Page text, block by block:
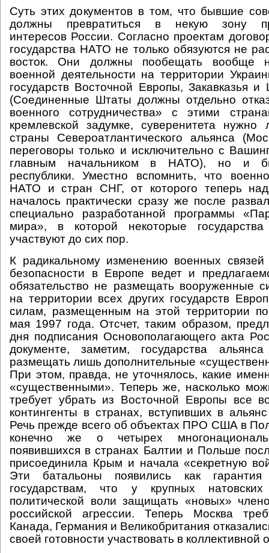
Суть этих документов в том, что бывшие
должны превратиться в некую зону
интересов России. Согласно проектам
государства НАТО не только обязуются не
восток. Они должны пообещать вообще
военной деятельности на территории
государств Восточной Европы, Закавказья
(Соединенные Штаты должны отдельно
военного сотрудничества» с этими
кремлевской задумке, суверенитета нужно
страны Североатлантического альянса
переговоры только и исключительно с
главным начальником в НАТО), но и
республики. Уместно вспомнить, что
НАТО и стран СНГ, от которого теперь
началось практически сразу же после
специально разработанной программы
мира», в которой некоторые
участвуют до сих пор.
К радикальному изменению военных связей
безопасности в Европе ведет и
обязательство не размещать вооруженные
на территории всех других государств
силам, размещенным на этой территории
мая 1997 года. Отсчет, таким образом,
дня подписания Основополагающего акта
документе, заметим, государства
размещать лишь дополнительные
При этом, правда, не уточнялось, какие
«существенными». Теперь же, насколько
требует убрать из Восточной Европы все
контингенты в странах, вступивших в
Речь прежде всего об объектах ПРО США в
конечно же о четырех
появившихся в странах Балтии и Польше
присоединила Крым и начала «секретную
Эти батальоны появились как гарантия
государствам, что у крупных
политической воли защищать «новых»
российской агрессии. Теперь Москва
Канада, Германия и Великобритания
своей готовности участвовать в коллективной